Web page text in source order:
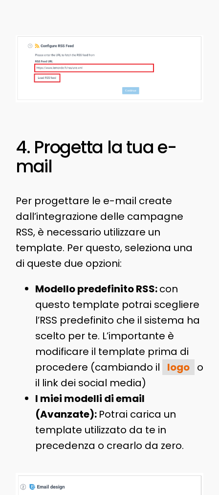
4. Progetta la tua e-
mail
Per progettare le e-mail create
dall’integrazione delle campagne
RSS, è necessario utilizzare un
template. Per questo, seleziona una
di queste due opzioni:
Modello predefinito RSS:con
questo template potrai scegliere
l’RSS predefinito che il sistema ha
scelto per te. L’importante è
modificare il template prima di
procedere (cambiando il
logo o
il link dei social media)
I miei modelli di email
(Avanzate): Potrai carica un
template utilizzato da te in
precedenza o crearlo da zero.